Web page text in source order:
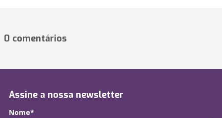
0 comentários
Assine a nossa newsletter
Nome*